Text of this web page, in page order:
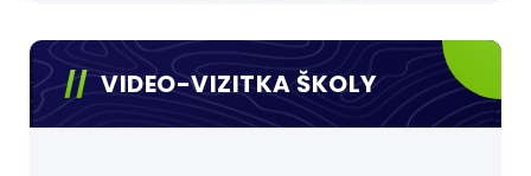
VIDEO-VIZITKA ŠKOLY